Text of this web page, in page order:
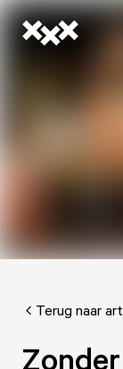
Terug naar